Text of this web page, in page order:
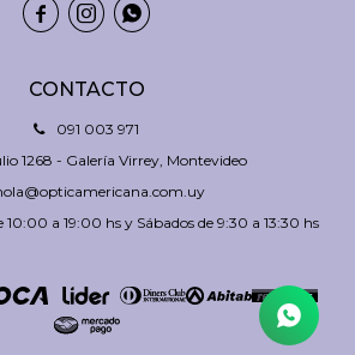
CONTACTO
091 003 971
1268 - Galería Virrey, Montevideo
10:00 a 19:00 hs y Sábados de 9:30 a 13:30 hs
  